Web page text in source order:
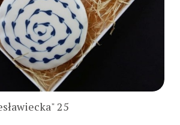
25
Do koszyka